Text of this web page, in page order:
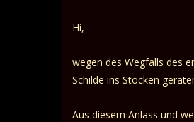
Hi,
wegen des Wegfalls des
Schilde ins Stocken
Aus diesem Anlass und